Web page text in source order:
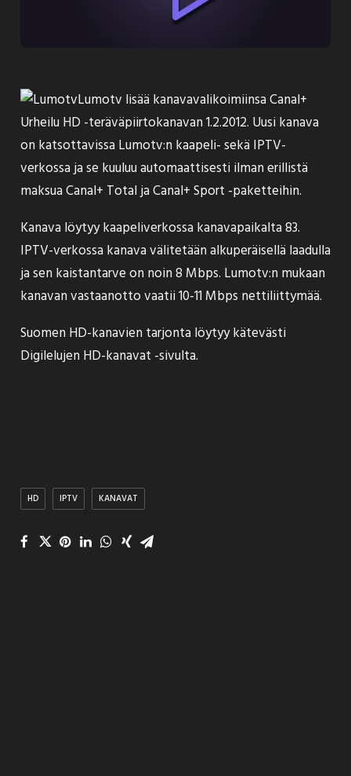
Lumotv lisää kanavavalikoimiinsa Canal+
Urheilu HD -teräväpiirtokanavan 1.2.2012. Uusi kanava
on katsottavissa Lumotv:n kaapeli- sekä IPTV-
verkossa ja se kuuluu automaattisesti ilman erillistä
maksua Canal+ Total ja Canal+ Sport -paketteihin.
Kanava löytyy kaapeliverkossa kanavapaikalta 83.
IPTV-verkossa kanava välitetään alkuperäisellä laadulla
ja sen kaistantarve on noin 8 Mbps. Lumotv:n mukaan
kanavan vastaanotto vaatii 10-11 Mbps nettiliittymää.
Suomen HD-kanavien tarjonta löytyy kätevästi
Digilelujen HD-kanavat -sivulta.
HD IPTV KANAVAT